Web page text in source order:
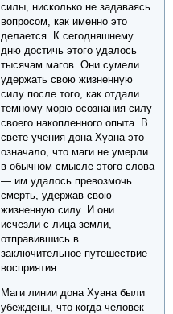
силы, нисколько не задаваясь
вопросом, как именно это
делается. К сегодняшнему
дню достичь этого удалось
тысячам магов. Они сумели
удержать свою жизненную
силу после того, как отдали
темному морю осознания силу
своего накопленного опыта. В
свете учения дона Хуана это
означало, что маги не умерли
в обычном смысле этого слова
— им удалось превозмочь
смерть, удержав свою
жизненную силу. И они
исчезли с лица земли,
отправившись в
заключительное путешествие
восприятия.
Маги линии дона Хуана были
убеждены, что когда человек